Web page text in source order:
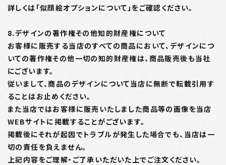
詳しくは「似顔絵オプションについて」をご確認ください。
8.デザインの著作権その他知的財産権について
お客様に販売する当店のすべての商品において、デザインにつ
いての著作権その他一切の知的財産権は、商品販売後も当社
にございます。
従いまして、商品のデザインについて当店に無断で転載引用す
ることはお止めください。
また当店ではお客様に販売いたしました商品等の画像を当店
WEBサイトに掲載することがございます。
掲載後にそれが起因でトラブルが発生した場合でも、当店は一
切の責任を負えません。
上記内容をご理解・ご了承いただいた上でご注文ください。